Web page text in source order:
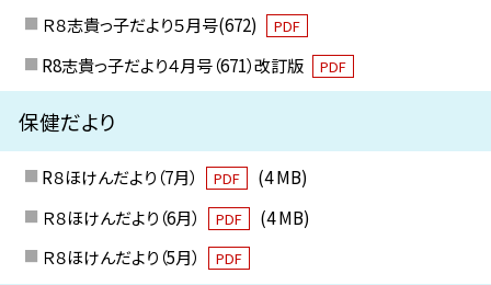
Ｒ８志貴っ子だより５月号(672) PDF
R8志貴っ子だより４月号（671）改訂版 PDF
保健だより
R８ほけんだより（7月） PDF
(4 MB)
Ｒ８ほけんだより（6月）
PDF
(4 MB)
Ｒ８ほけんだより（5月）
PDF